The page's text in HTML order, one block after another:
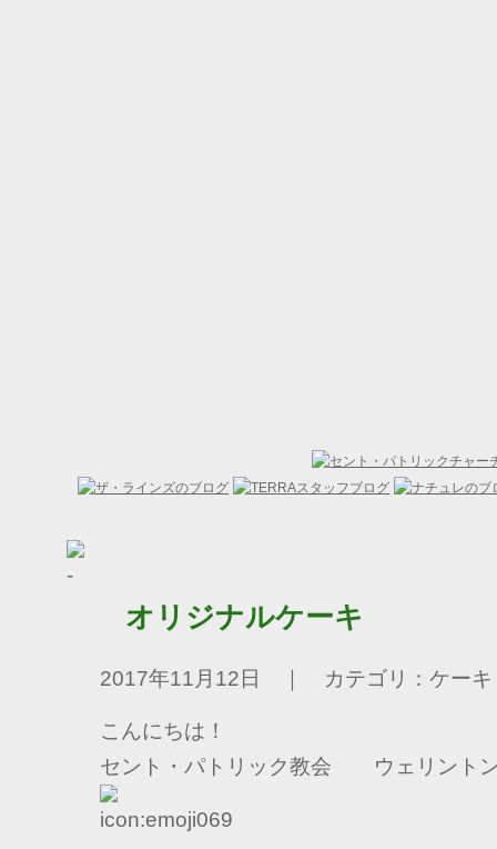
オリジナルケーキ
2017年11月12日 ｜ カテゴリ：ケーキ
こんにちは！
セント・パトリック教会 ウェリント